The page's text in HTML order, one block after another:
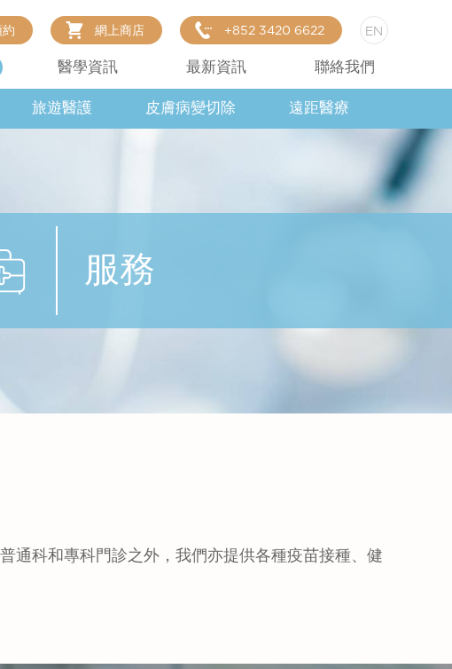
EN
+852 3420 6622
網上商店
約
醫學資訊 最新資訊 聯絡我們
旅遊醫護 皮膚病變切除 遠距醫療
服務
通科和專科門診之外，我們亦提供各種疫苗接種、健